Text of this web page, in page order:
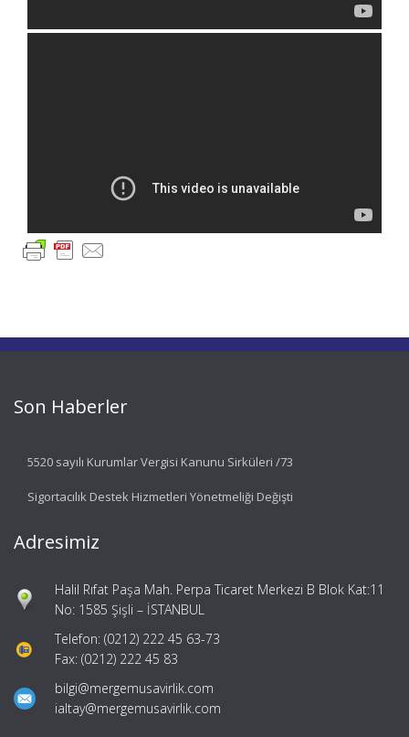
Son Haberler
5520 sayılı Kurumlar Vergisi Kanunu Sirküleri /73
Sigortacılık Destek Hizmetleri Yönetmeliği Değişti
Adresimiz
Halil Rıfat Paşa Mah. Perpa Ticaret Merkezi B Blok Kat:11
No: 1585 Şişli – İSTANBUL
Telefon: (0212) 222 45 63-73
Fax: (0212) 222 45 83
bilgi@mergemusavirlik.com
ialtay@mergemusavirlik.com